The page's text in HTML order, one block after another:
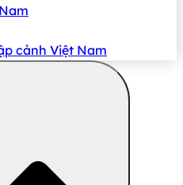
cảnh Việt Nam